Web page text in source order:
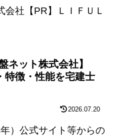
会社【PR】ＬＩＦＵＬ
ネット株式会社】
特徴・性能を宅建士
2026.07.20
）公式サイト等からの